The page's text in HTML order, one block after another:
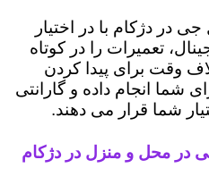
در دژکام با در اختیار
تعمیرات را در کوتاه
وقت برای پیدا کردن
شما انجام داده و گارانتی
شما قرار می دهند.
در محل و منزل در دژکام